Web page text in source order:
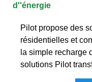
d''énergie
Pilot propose des
résidentielles et
la simple recharge
solutions Pilot